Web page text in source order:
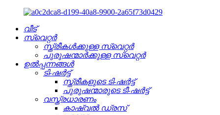
വീട്
സ്വെറ്റർ
സ്ത്രീകൾക്കുള്ള സ്വെറ്റർ
പുരുഷന്മാർക്കുള്ള സ്വെറ്റർ
ഉൽപ്പന്നങ്ങൾ
ടി-ഷർട്ട്
സ്ത്രീകളുടെ ടി-ഷർട്ട്
പുരുഷന്മാരുടെ ടീ-ഷർട്ട്
വസ്ത്രധാരണം
കാഷ്വൽ ഡ്രസ്